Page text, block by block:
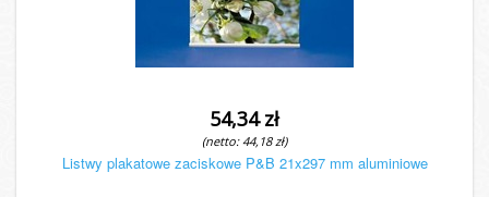
54,34 zł
(netto: 44,18 zł)
Listwy plakatowe zaciskowe P&B 21x297 mm aluminiowe